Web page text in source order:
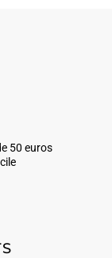
50 euros